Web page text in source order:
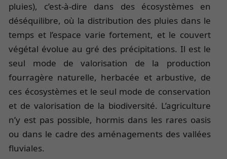
pluies), c’est-à-dire dans des écosystèmes en
déséquilibre, où la distribution des pluies dans le
temps et l’espace varie fortement, et le couvert
végétal évolue au gré des précipitations. Il est le
seul mode de valorisation de la production
fourragère naturelle, herbacée et arbustive, de
ces écosystèmes et le seul mode de conservation
et de valorisation de la biodiversité. L’agriculture
n’y est pas possible, hormis dans les rares oasis
ou dans le cadre des aménagements des vallées
fluviales.